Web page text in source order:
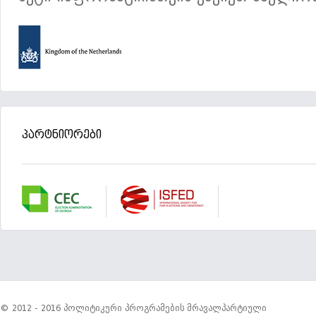
პარტნიორები
© 2012 - 2016 პოლიტიკური პროგრამების მრავალპარტიული